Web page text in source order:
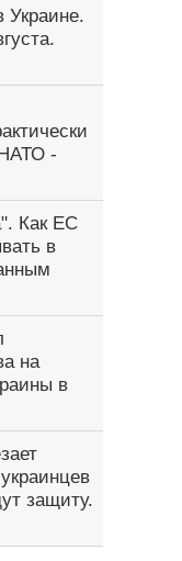
Украине.
-
Как ЕС
в
на
в
защиту.